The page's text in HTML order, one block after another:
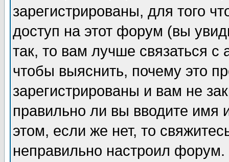
зарегистрированы, для того
доступ на этот форум (вы
так, то вам лучше связаться
чтобы выяснить, почему это
зарегистрированы и вам не
правильно ли вы вводите
этом, если же нет, то
неправильно настроил форум.